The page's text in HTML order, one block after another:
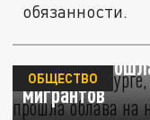
обязанности.
В
посёлке,
мигрантов
ОБЩЕСТВО